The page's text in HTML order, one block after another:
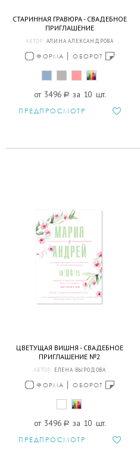
СТАРИННАЯ ГРАВЮРА - СВАДЕБНОЕ
ПРИГЛАШЕНИЕ
АВТОР: АЛИНА АЛЕКСАНДРОВА
ФОРМА ОБОРОТ
от 3496 a за 10 шт.
ПРЕДПРОСМОТР
ЦВЕТУЩАЯ ВИШНЯ - СВАДЕБНОЕ
ПРИГЛАШЕНИЕ №2
АВТОР: ЕЛЕНА ВЫРОДОВА
ФОРМА ОБОРОТ
от 3496 a за 10 шт.
ПРЕДПРОСМОТР